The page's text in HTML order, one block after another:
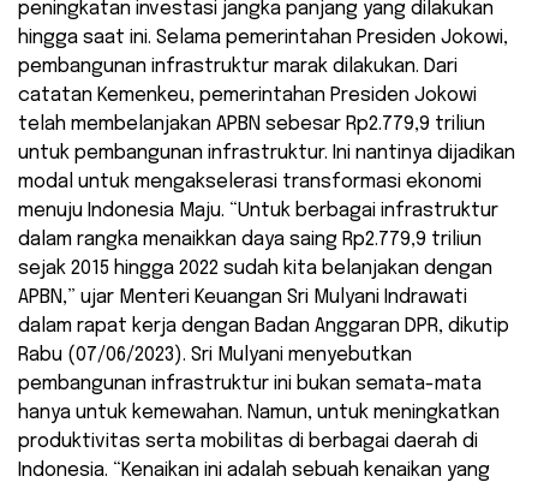
peningkatan investasi jangka panjang yang dilakukan
hingga saat ini. Selama pemerintahan Presiden Jokowi,
pembangunan infrastruktur marak dilakukan. Dari
catatan Kemenkeu, pemerintahan Presiden Jokowi
telah membelanjakan APBN sebesar Rp2.779,9 triliun
untuk pembangunan infrastruktur. Ini nantinya dijadikan
modal untuk mengakselerasi transformasi ekonomi
menuju Indonesia Maju. “Untuk berbagai infrastruktur
dalam rangka menaikkan daya saing Rp2.779,9 triliun
sejak 2015 hingga 2022 sudah kita belanjakan dengan
APBN,” ujar Menteri Keuangan Sri Mulyani Indrawati
dalam rapat kerja dengan Badan Anggaran DPR, dikutip
Rabu (07/06/2023). Sri Mulyani menyebutkan
pembangunan infrastruktur ini bukan semata-mata
hanya untuk kemewahan. Namun, untuk meningkatkan
produktivitas serta mobilitas di berbagai daerah di
Indonesia. “Kenaikan ini adalah sebuah kenaikan yang